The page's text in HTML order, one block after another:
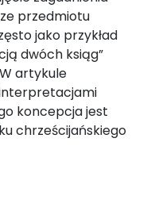
przedmiotu
jako przykład
dwóch ksiąg”
artykule
koncepcja jest
chrześcijańskiego